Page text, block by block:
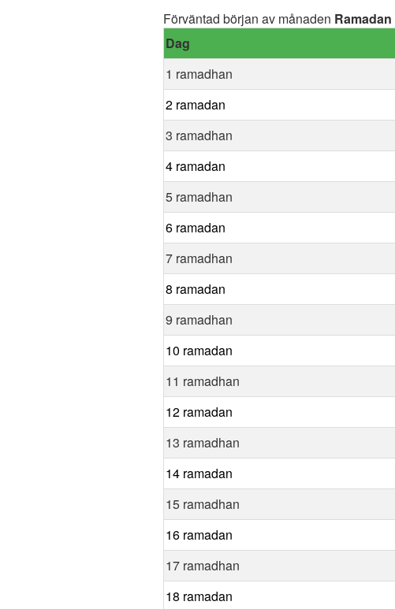
Förväntad början av månaden Ramadan
Dag
1 ramadhan
2 ramadan
3 ramadhan
4 ramadan
5 ramadhan
6 ramadan
7 ramadhan
8 ramadan
9 ramadhan
10 ramadan
11 ramadhan
12 ramadan
13 ramadhan
14 ramadan
15 ramadhan
16 ramadan
17 ramadhan
18 ramadan